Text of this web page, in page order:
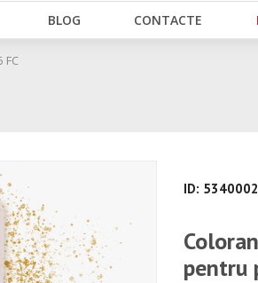
BLOG CONTACTE
FC
ID:
pentru